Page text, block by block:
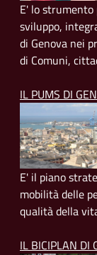
E' lo
sviluppo,
di Genova nei
di Comuni,
IL PUMS DI
E' il piano
mobilità delle
qualità della
IL BICIPLAN DI